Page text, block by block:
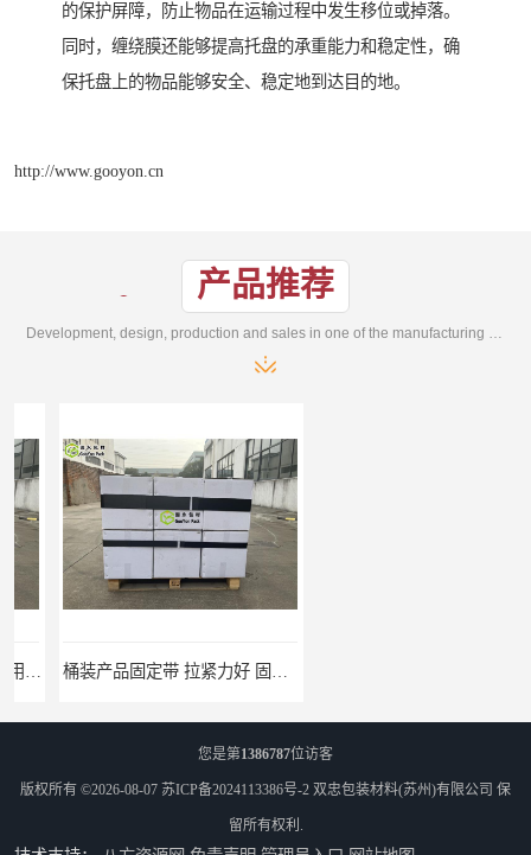
的保护屏障，防止物品在运输过程中发生移位或掉落。
同时，缠绕膜还能够提高托盘的承重能力和稳定性，确
保托盘上的物品能够安全、稳定地到达目的地。
http://www.gooyon.cn
产品推荐
桶装产品固定带 拉紧力好 固永包材
您是第1386787位访客
版权所有 ©2026-08-07 苏ICP备2024113386号-2 双忠包装材料(苏州)有限公司 保
留所有权利.